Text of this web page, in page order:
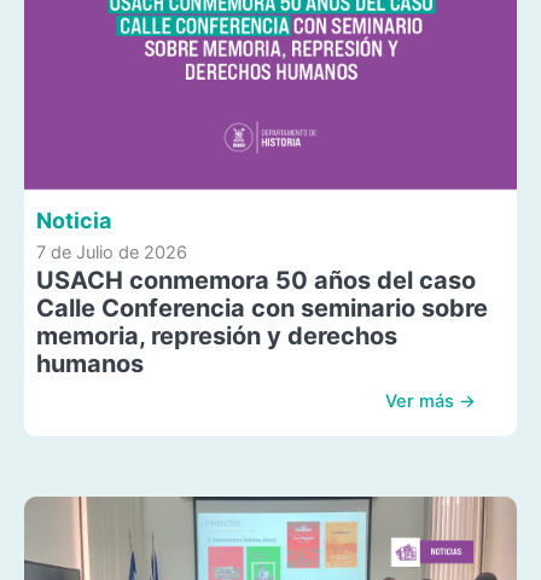
Noticia
7 de Julio de 2026
USACH conmemora 50 años del caso
Calle Conferencia con seminario sobre
memoria, represión y derechos
humanos
Ver más →